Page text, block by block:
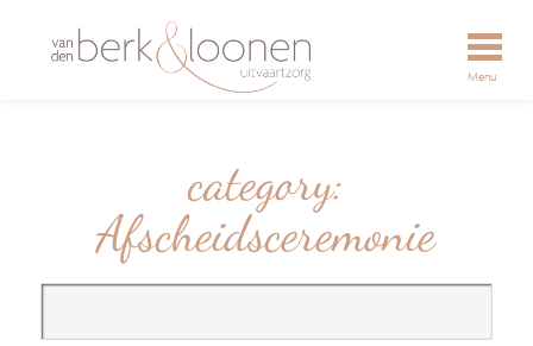
Menu
category:
Afscheidsceremonie